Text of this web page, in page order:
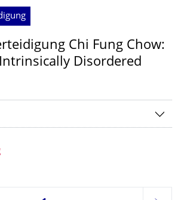
Chi Fung Chow:
Disordered